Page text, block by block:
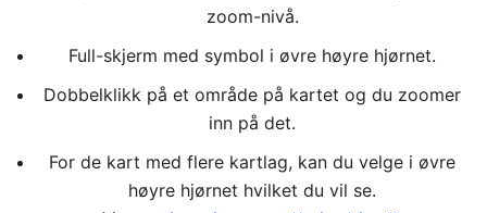
zoom-nivå.
Full-skjerm med symbol i øvre høyre hjørnet.
Dobbelklikk på et område på kartet og du zoomer
inn på det.
For de kart med flere kartlag, kan du velge i øvre
høyre hjørnet hvilket du vil se.